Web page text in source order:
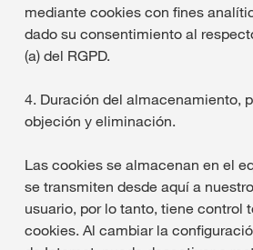
mediante cookies con fines
dado su consentimiento al
(a) del RGPD.
4. Duración del almacenamiento,
objeción y eliminación.
Las cookies se almacenan en el
se transmiten desde aquí a
usuario, por lo tanto, tiene control
cookies. Al cambiar la